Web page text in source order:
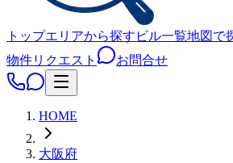
トップエリアから探す ビル一覧地図で
物件リクエスト
お問合せ
HOME
大阪府